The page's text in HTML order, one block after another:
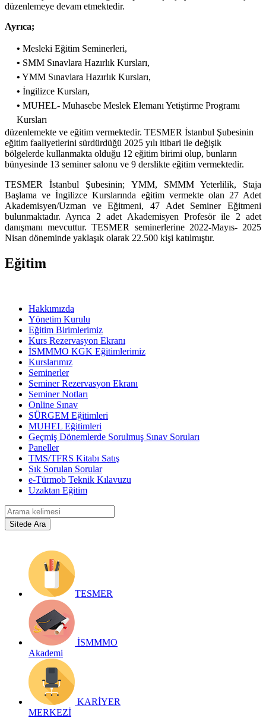
düzenlemeye devam etmektedir.
Ayrıca;
• Mesleki Eğitim Seminerleri,
• SMM Sınavlara Hazırlık Kursları,
• YMM Sınavlara Hazırlık Kursları,
• İngilizce Kursları,
• MUHEL- Muhasebe Meslek Elemanı Yetiştirme Programı
Kursları
düzenlemekte ve eğitim vermektedir. TESMER İstanbul Şubesinin
eğitim faaliyetlerini sürdürdüğü 2025 yılı itibari ile değişik
bölgelerde kullanmakta olduğu 12 eğitim birimi olup, bunların
bünyesinde 13 seminer salonu ve 9 derslikte eğitim vermektedir.
TESMER İstanbul Şubesinin; YMM, SMMM Yeterlilik, Staja
Başlama ve İngilizce Kurslarında eğitim vermekte olan 27 Adet
Akademisyen/Uzman ve Eğitmeni, 47 Adet Seminer Eğitmeni
bulunmaktadır. Ayrıca 2 adet Akademisyen Profesör ile 2 adet
danışmanı mevcuttur. TESMER seminerlerine 2022-Mayıs- 2025
Nisan döneminde yaklaşık olarak 22.500 kişi katılmıştır.
Eğitim
Hakkımızda
Yönetim Kurulu
Eğitim Birimlerimiz
Kurs Rezervasyon Ekranı
İSMMMO KGK Eğitimlerimiz
Kurslarımız
Seminerler
Seminer Rezervasyon Ekranı
Seminer Notları
Online Sınav
SÜRGEM Eğitimleri
MUHEL Eğitimleri
Geçmiş Dönemlerde Sorulmuş Sınav Soruları
Paneller
TMS/TFRS Kitabı Satış
Sık Sorulan Sorular
e-Türmob Teknik Kılavuzu
Uzaktan Eğitim
TESMER
İSMMMO
Akademi
KARİYER
MERKEZİ